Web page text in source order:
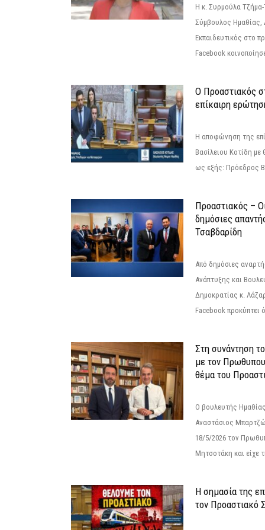
Η κ. Συρμούλα
Σύμβουλος Ημαθίας,
Εκπαιδευτικός στο
Facebook
Ο Προαστιακός
επίκαιρη
Η αποφώνηση της
Βασίλειου Κοτίδη με
ως εξής: Πρόεδρος
Προαστιακός –
δημόσιες
Τσαβδαρίδη
Από δημόσιες
Ανάπτυξης και
Δημοκρατίας κ.
Facebook προκύπτει
Στη συνάντηση
με τον
θέμα του
Ο βουλευτής
Αναστάσιος
18/5/2026 τον
Μητσοτάκη και είχε
Η σημασία της
τον Προαστιακό